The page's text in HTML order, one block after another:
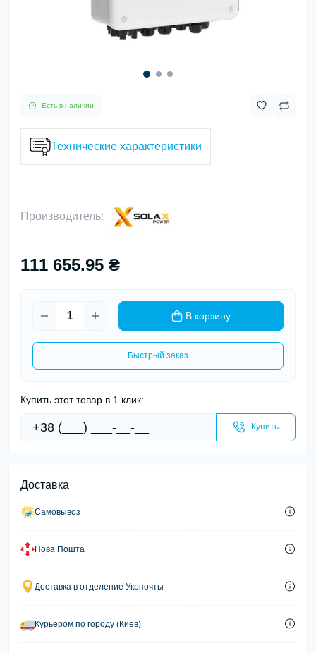
Есть в наличии
Технические характеристики
Производитель:
111 655.95 ₴
В корзину
Быстрый заказ
Купить этот товар в 1 клик:
Купить
Доставка
Самовывоз
Нова Пошта
Доставка в отделение Укрпочты
Курьером по городу (Киев)